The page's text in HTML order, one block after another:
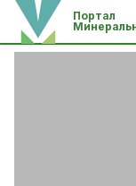
Портал